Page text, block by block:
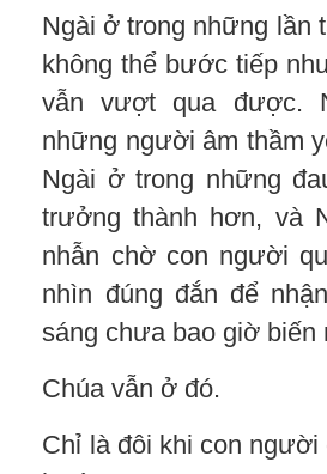
Ngài ở trong những lần
không thể bước tiếp
vẫn vượt qua được.
những người âm thầm
Ngài ở trong những
trưởng thành hơn, và
nhẫn chờ con người
nhìn đúng đắn để
sáng chưa bao giờ biến
Chúa vẫn ở đó.
Chỉ là đôi khi con người